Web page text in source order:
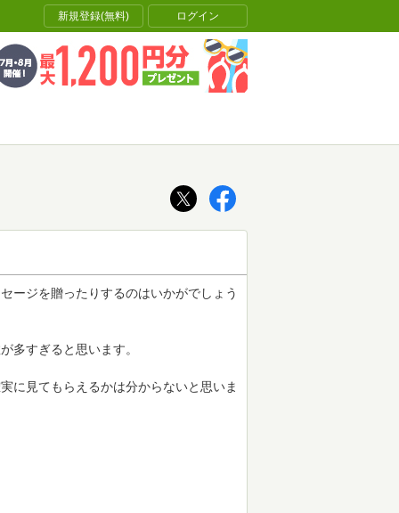
新規登録(無料) ログイン
ージを贈ったりするのはいかがでしょう
多すぎると思います。
に見てもらえるかは分からないと思いま